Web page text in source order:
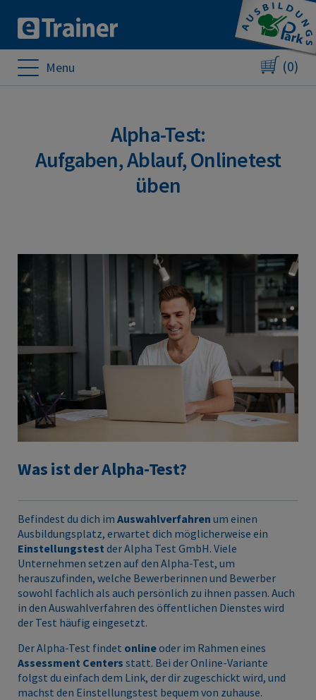
Menu (0)
Alpha-Test:
Aufgaben, Ablauf, Onlinetest
üben
Was ist der Alpha-Test?
Befindest du dich im Auswahlverfahren um einen
Ausbildungsplatz, erwartet dich möglicherweise ein
Einstellungstest der Alpha Test GmbH. Viele
Unternehmen setzen auf den Alpha-Test, um
herauszufinden, welche Bewerberinnen und Bewerber
sowohl fachlich als auch persönlich zu ihnen passen. Auch
in den Auswahlverfahren des öffentlichen Dienstes wird
der Test häufig eingesetzt.
Der Alpha-Test findet onlineoder im Rahmen eines
Assessment Centers statt. Bei der Online-Variante
folgst du einfach dem Link, der dir zugeschickt wird, und
machst den Einstellungstest bequem von zuhause.